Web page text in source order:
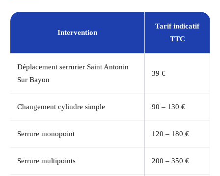
Intervention
Tarif indicatif
TTC
Déplacement serrurier Saint Antonin
Sur Bayon
39 €
Changement cylindre simple 90 – 130 €
Serrure monopoint 120 – 180 €
Serrure multipoints 200 – 350 €